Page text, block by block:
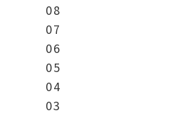
08
07
06
05
04
03